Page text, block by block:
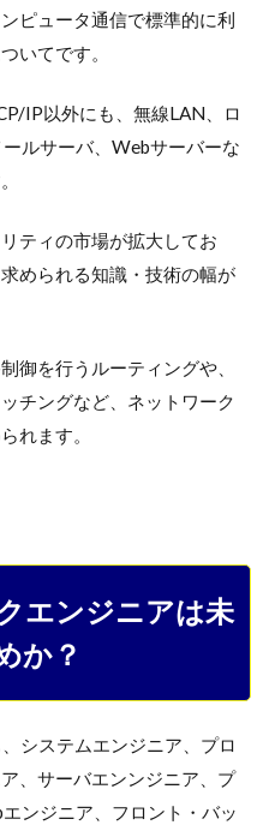
ピュータ通信で標準的に利
いてです。
IP以外にも、無線LAN、ロ
ルサーバ、Webサーバーな
ティの市場が拡大してお
められる知識・技術の幅が
御を行うルーティングや、
チングなど、ネットワーク
れます。
エンジニアは未
か？
システムエンジニア、プロ
、サーバエンンジニア、プ
ンジニア、フロント・バッ